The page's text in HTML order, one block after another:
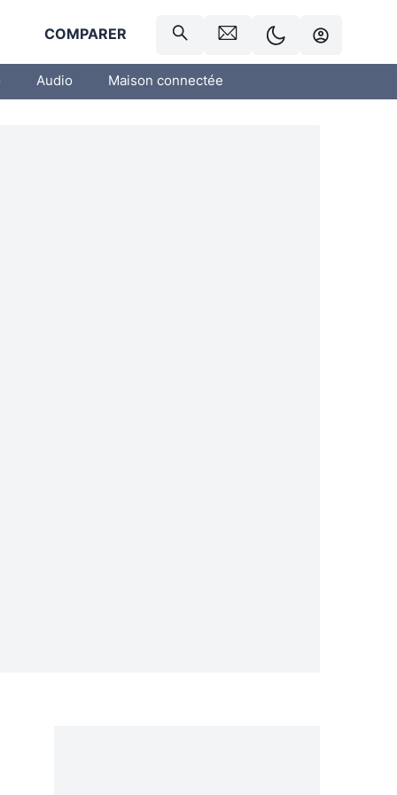
COMPARER
Audio Maison connectée